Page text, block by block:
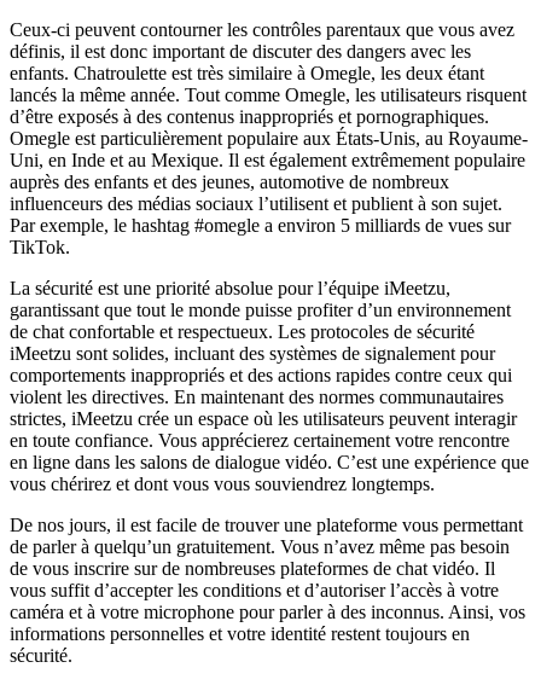
Ceux-ci peuvent contourner les contrôles parentaux que vous avez
définis, il est donc important de discuter des dangers avec les
enfants. Chatroulette est très similaire à Omegle, les deux étant
lancés la même année. Tout comme Omegle, les utilisateurs risquent
d’être exposés à des contenus inappropriés et pornographiques.
Omegle est particulièrement populaire aux États-Unis, au Royaume-
Uni, en Inde et au Mexique. Il est également extrêmement populaire
auprès des enfants et des jeunes, automotive de nombreux
influenceurs des médias sociaux l’utilisent et publient à son sujet.
Par exemple, le hashtag #omegle a environ 5 milliards de vues sur
TikTok.
La sécurité est une priorité absolue pour l’équipe iMeetzu,
garantissant que tout le monde puisse profiter d’un environnement
de chat confortable et respectueux. Les protocoles de sécurité
iMeetzu sont solides, incluant des systèmes de signalement pour
comportements inappropriés et des actions rapides contre ceux qui
violent les directives. En maintenant des normes communautaires
strictes, iMeetzu crée un espace où les utilisateurs peuvent interagir
en toute confiance. Vous apprécierez certainement votre rencontre
en ligne dans les salons de dialogue vidéo. C’est une expérience que
vous chérirez et dont vous vous souviendrez longtemps.
De nos jours, il est facile de trouver une plateforme vous permettant
de parler à quelqu’un gratuitement. Vous n’avez même pas besoin
de vous inscrire sur de nombreuses plateformes de chat vidéo. Il
vous suffit d’accepter les conditions et d’autoriser l’accès à votre
caméra et à votre microphone pour parler à des inconnus. Ainsi, vos
informations personnelles et votre identité restent toujours en
sécurité.